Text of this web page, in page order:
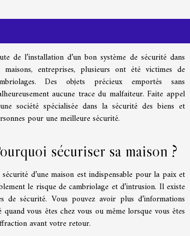
de l’installation d’un bon système de sécurité dans
maisons, entreprises, plusieurs ont été victimes de
Des objets précieux emportés sans
aucune trace du malfaiteur. Faite appel
société spécialisée dans la sécurité des biens et
pour une meilleure sécurité.
sécuriser sa maison ?
d’une maison est indispensable pour la paix et
le risque de cambriolage et d’intrusion. Il existe
de sécurité. Vous pouvez avoir plus d’informations
vous êtes chez vous ou même lorsque vous êtes
avant votre retour.